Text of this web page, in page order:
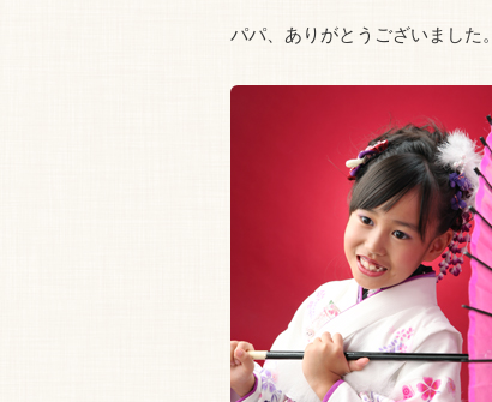
パパ、ありがとうございました。